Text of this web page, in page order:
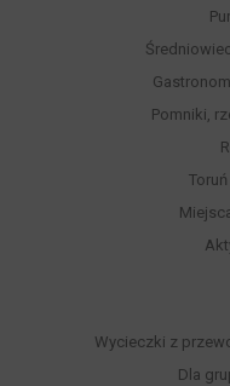
Pomniki,
Wycieczki z
Dla